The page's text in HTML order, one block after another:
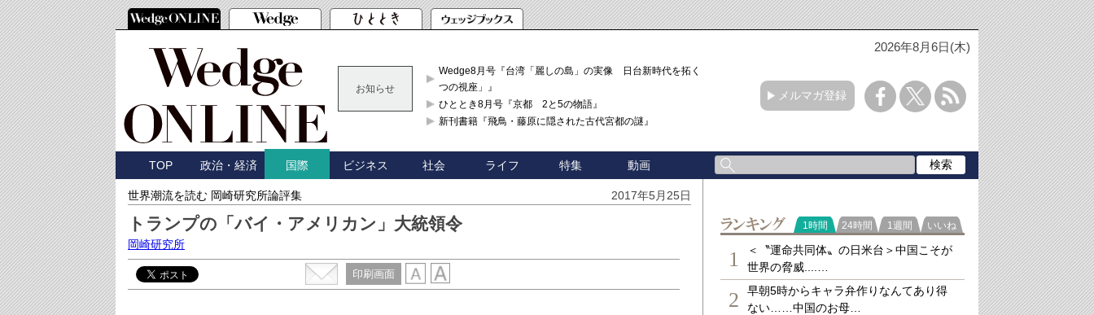
2026年8月6日(木)
お知らせ
Wedge8月号『台湾「麗しの島」の実像 日台新時代を拓く「3
つの視座」』
ひととき8月号『京都 2と5の物語』
新刊書籍『飛鳥・藤原に隠された古代宮都の謎』
メルマガ登録
TOP 政治・経済 国際 ビジネス 社会 ライフ 特集 動画
世界潮流を読む 岡崎研究所論評集 2017年5月25日
トランプの「バイ・アメリカン」大統領令
岡崎研究所
印刷画面
ランキング
1時間 24時間 1週間 いいね
1
＜〝運命共同体〟の日米台＞中国こそが
世界の脅威....…
2
早朝5時からキャラ弁作りなんてあり得
ない……中国のお母…